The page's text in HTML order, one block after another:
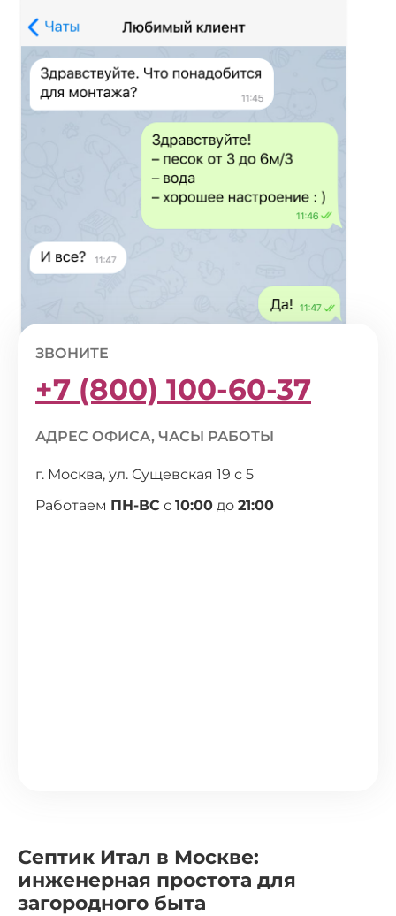
ЗВОНИТЕ
+7 (800) 100-60-37
АДРЕС ОФИСА, ЧАСЫ РАБОТЫ
г. Москва, ул. Сущевская 19 с 5
Работаем ПН-ВС с 10:00 до 21:00
Септик Итал в Москве:
инженерная простота для
загородного быта